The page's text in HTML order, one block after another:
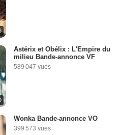
Astérix et Obélix : L'Empire du
milieu Bande-annonce VF
589 047 vues
Wonka Bande-annonce VO
399 573 vues